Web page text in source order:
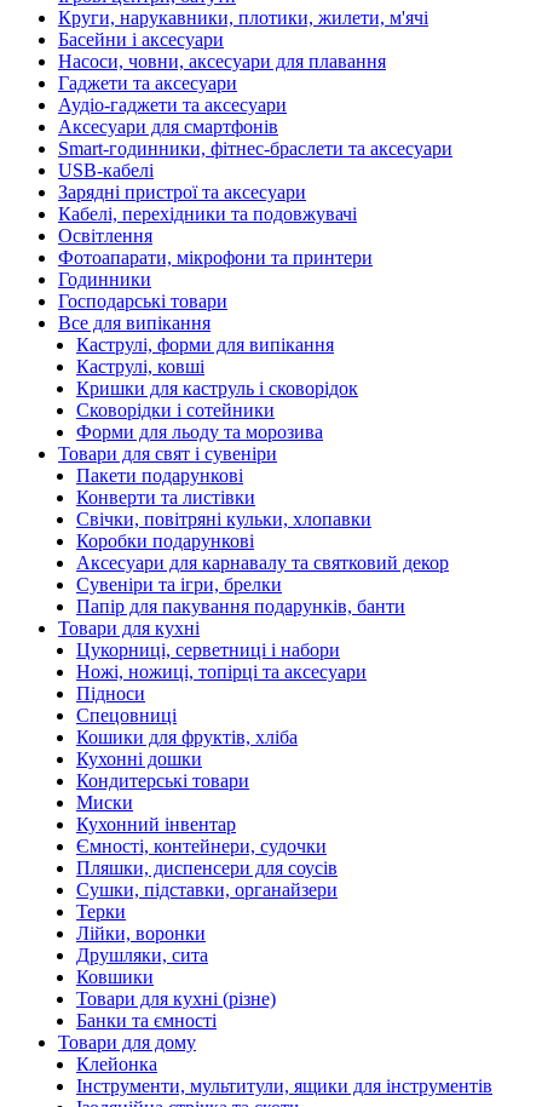
Круги, нарукавники, плотики, жилети, м'ячі
Басейни і аксесуари
Насоси, човни, аксесуари для плавання
Гаджети та аксесуари
Аудіо-гаджети та аксесуари
Аксесуари для смартфонів
Smart-годинники, фітнес-браслети та аксесуари
USB-кабелі
Зарядні пристрої та аксесуари
Кабелі, перехідники та подовжувачі
Освітлення
Фотоапарати, мікрофони та принтери
Годинники
Господарські товари
Все для випікання
Каструлі, форми для випікання
Каструлі, ковші
Кришки для каструль і сковорідок
Сковорідки і сотейники
Форми для льоду та морозива
Товари для свят і сувеніри
Пакети подарункові
Конверти та листівки
Свічки, повітряні кульки, хлопавки
Коробки подарункові
Аксесуари для карнавалу та святковий декор
Сувеніри та ігри, брелки
Папір для пакування подарунків, банти
Товари для кухні
Цукорниці, серветниці і набори
Ножі, ножиці, топірці та аксесуари
Підноси
Спецовниці
Кошики для фруктів, хліба
Кухонні дошки
Кондитерські товари
Миски
Кухонний інвентар
Ємності, контейнери, судочки
Пляшки, диспенсери для соусів
Сушки, підставки, органайзери
Терки
Лійки, воронки
Друшляки, сита
Ковшики
Товари для кухні (різне)
Банки та ємності
Товари для дому
Клейонка
Інструменти, мультитули, ящики для інструментів